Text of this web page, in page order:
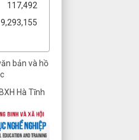
117,492
9,293,155